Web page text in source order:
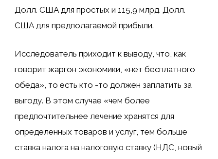
Долл. США для простых и 115,9 млрд. Долл.
США для предполагаемой прибыли.
Исследователь приходит к выводу, что, как
говорит жаргон экономики, «нет бесплатного
обеда», то есть кто -то должен заплатить за
выгоду. В этом случае «чем более
предпочтительнее лечение хранятся для
определенных товаров и услуг, тем больше
ставка налога на налоговую ставку (НДС, новый